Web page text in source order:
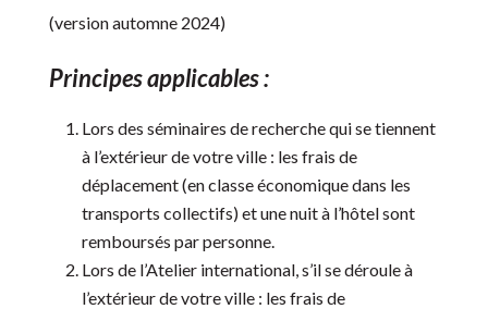
(version automne 2024)
Principes applicables :
Lors des séminaires de recherche qui se tiennent
à l’extérieur de votre ville : les frais de
déplacement (en classe économique dans les
transports collectifs) et une nuit à l’hôtel sont
remboursés par personne.
Lors de l’Atelier international, s’il se déroule à
l’extérieur de votre ville : les frais de